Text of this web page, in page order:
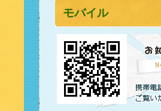
モバイル